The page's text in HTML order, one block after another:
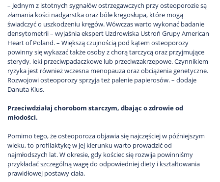
– Jednym z istotnych sygnałów ostrzegawczych przy osteoporozie są
złamania kości nadgarstka oraz bóle kręgosłupa, które mogą
świadczyć o uszkodzeniu kręgów. Wówczas warto wykonać badanie
densytometrii – wyjaśnia ekspert Uzdrowiska Ustroń Grupy American
Heart of Poland. – Większą czujnością pod kątem osteoporozy
powinny się wykazać także osoby z chorą tarczycą oraz przyjmujące
sterydy, leki przeciwpadaczkowe lub przeciwzakrzepowe. Czynnikiem
ryzyka jest również wczesna menopauza oraz obciążenia genetyczne.
Rozwojowi osteoporozy sprzyja też palenie papierosów. – dodaje
Danuta Klus.
Przeciwdziałaj chorobom starczym, dbając o zdrowie od
młodości.
Pomimo tego, że osteoporoza objawia się najczęściej w późniejszym
wieku, to profilaktykę w jej kierunku warto prowadzić od
najmłodszych lat. W okresie, gdy kościec się rozwija powinniśmy
przykładać szczególną wagę do odpowiedniej diety i kształtowania
prawidłowej postawy ciała.